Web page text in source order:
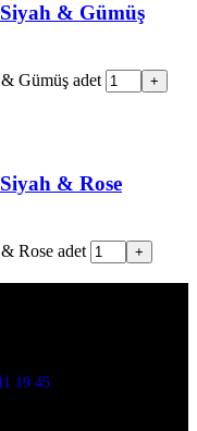
& Gümüş
Gümüş adet +
& Rose
Rose adet +
19 45